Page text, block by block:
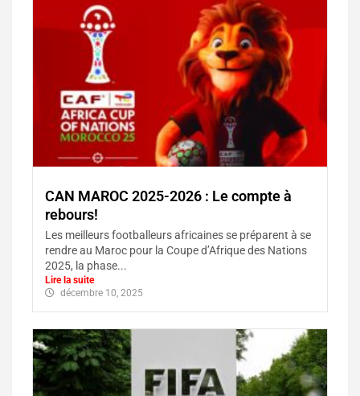
CAN MAROC 2025-2026 : Le compte à
rebours!
Les meilleurs footballeurs africaines se préparent à se
rendre au Maroc pour la Coupe d’Afrique des Nations
2025, la phase...
Lire la suite
décembre 10, 2025